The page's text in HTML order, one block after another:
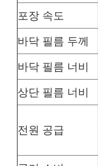
포장 속도
바닥 필름 두께
바닥 필름 너비
상단 필름 너비
전원 공급